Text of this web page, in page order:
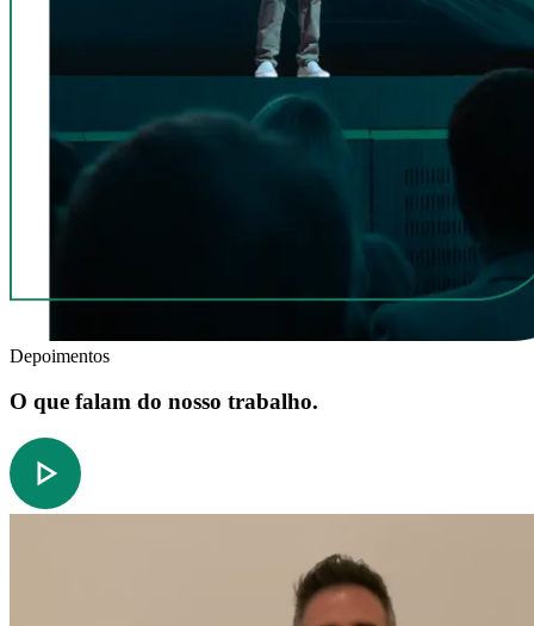
Depoimentos
O que falam do nosso trabalho.